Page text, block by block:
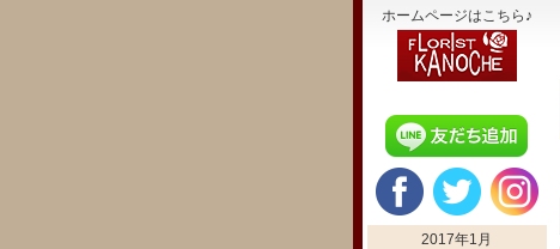
ホームページはこちら♪
2017年1月